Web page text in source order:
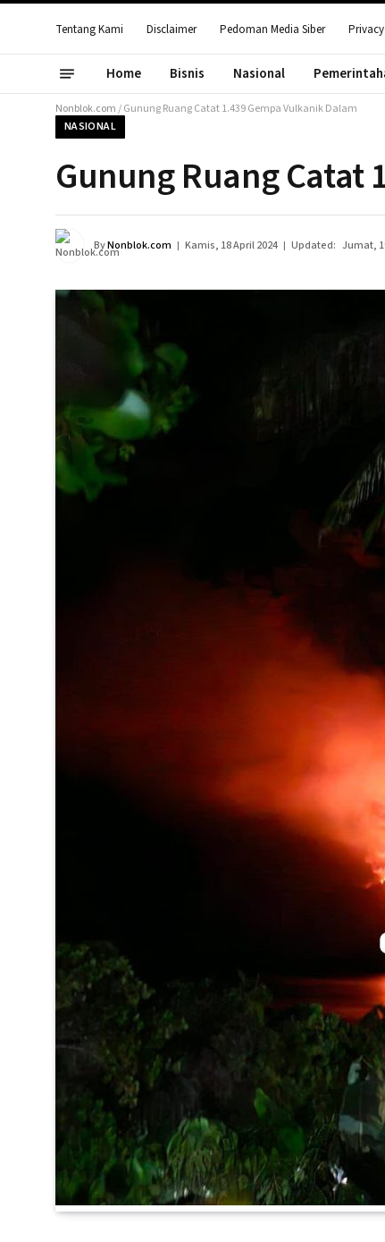
Tentang Kami Disclaimer Pedoman Media Siber
Home Bisnis Nasional
Nonblok.com/Gunung Ruang Catat 1.439 Gempa Vulkanik Dalam
NASIONAL
Gunung Ruang Catat
ByNonblok.com Kamis, 18 April 2024 Updated: Jumat,